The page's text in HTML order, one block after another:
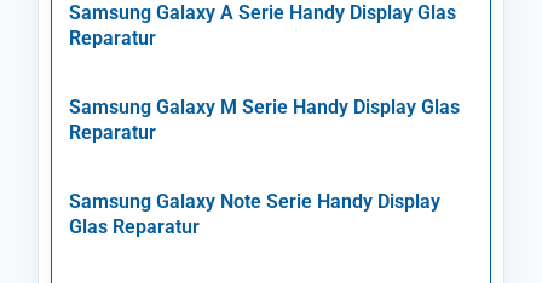
Samsung Galaxy A Serie Handy Display Glas
Reparatur
Samsung Galaxy M Serie Handy Display Glas
Reparatur
Samsung Galaxy Note Serie Handy Display
Glas Reparatur